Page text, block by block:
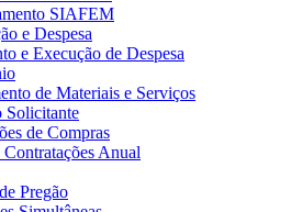
SIAFEM
e Despesa
e Execução de Despesa
de Materiais e Serviços
Solicitante
de Compras
Contratações Anual
Pregão